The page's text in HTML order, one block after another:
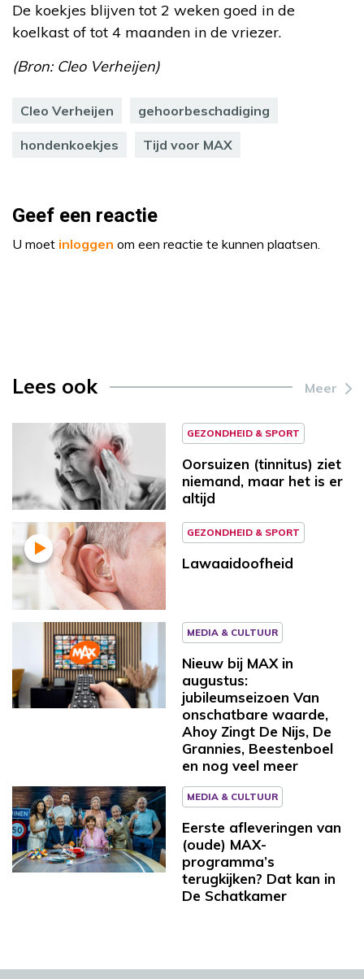
De koekjes blijven tot 2 weken goed in de
koelkast of tot 4 maanden in de vriezer.
(Bron: Cleo Verheijen)
Cleo Verheijen gehoorbeschadiging
hondenkoekjes Tijd voor MAX
Geef een reactie
U moet inloggen om een reactie te kunnen plaatsen.
Lees ook Meer
GEZONDHEID & SPORT
Oorsuizen (tinnitus) ziet
niemand, maar het is er
altijd
GEZONDHEID & SPORT
Lawaaidoofheid
MEDIA & CULTUUR
Nieuw bij MAX in
augustus:
jubileumseizoen Van
onschatbare waarde,
Ahoy Zingt De Nijs, De
Grannies, Beestenboel
en nog veel meer
MEDIA & CULTUUR
Eerste afleveringen van
(oude) MAX-
programma’s
terugkijken? Dat kan in
De Schatkamer